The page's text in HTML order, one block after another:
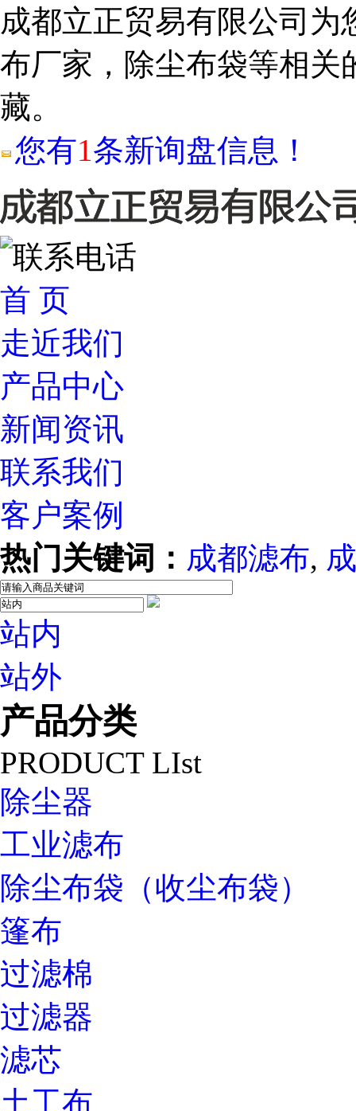
成都立正贸易有限公司为
布厂家，除尘布袋等相关
藏。
您有1条新询盘信息！
首 页
走近我们
产品中心
新闻资讯
联系我们
客户案例
热门关键词： 成都滤布,
站内
站外
产品分类
PRODUCT LIst
除尘器
工业滤布
除尘布袋（收尘布袋）
篷布
过滤棉
过滤器
滤芯
土工布